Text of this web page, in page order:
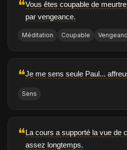
❝Vous êtes coupable de
par vengeance.
Méditation Coupable
❝Je me sens seule Paul...
Sens
❝La cours a supporté la vue de
assez longtemps.